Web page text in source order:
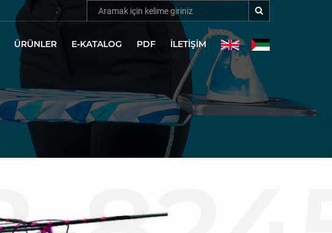
ÜRÜNLER E-KATALOG PDF İLETIŞIM